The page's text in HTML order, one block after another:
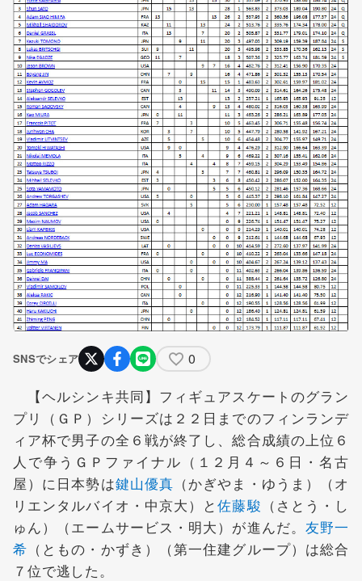
SNSでシェア 0
【ヘルシンキ共同】フィギュアスケートのグラン
プリ（ＧＰ）シリーズは２２日までのフィンランデ
ィア杯で男子の全６戦が終了し、総合成績の上位６
人で争うＧＰファイナル（１２月４～６日・名古
屋）に日本勢は鍵山優真 （かぎやま・ゆうま）（オ
リエンタルバイオ・中京大）と佐藤駿 （さとう・し
ゅん）（エームサービス・明大）が進んだ。 友野一
希 （ともの・かずき）（第一住建グループ）は総合
７位で逃した。